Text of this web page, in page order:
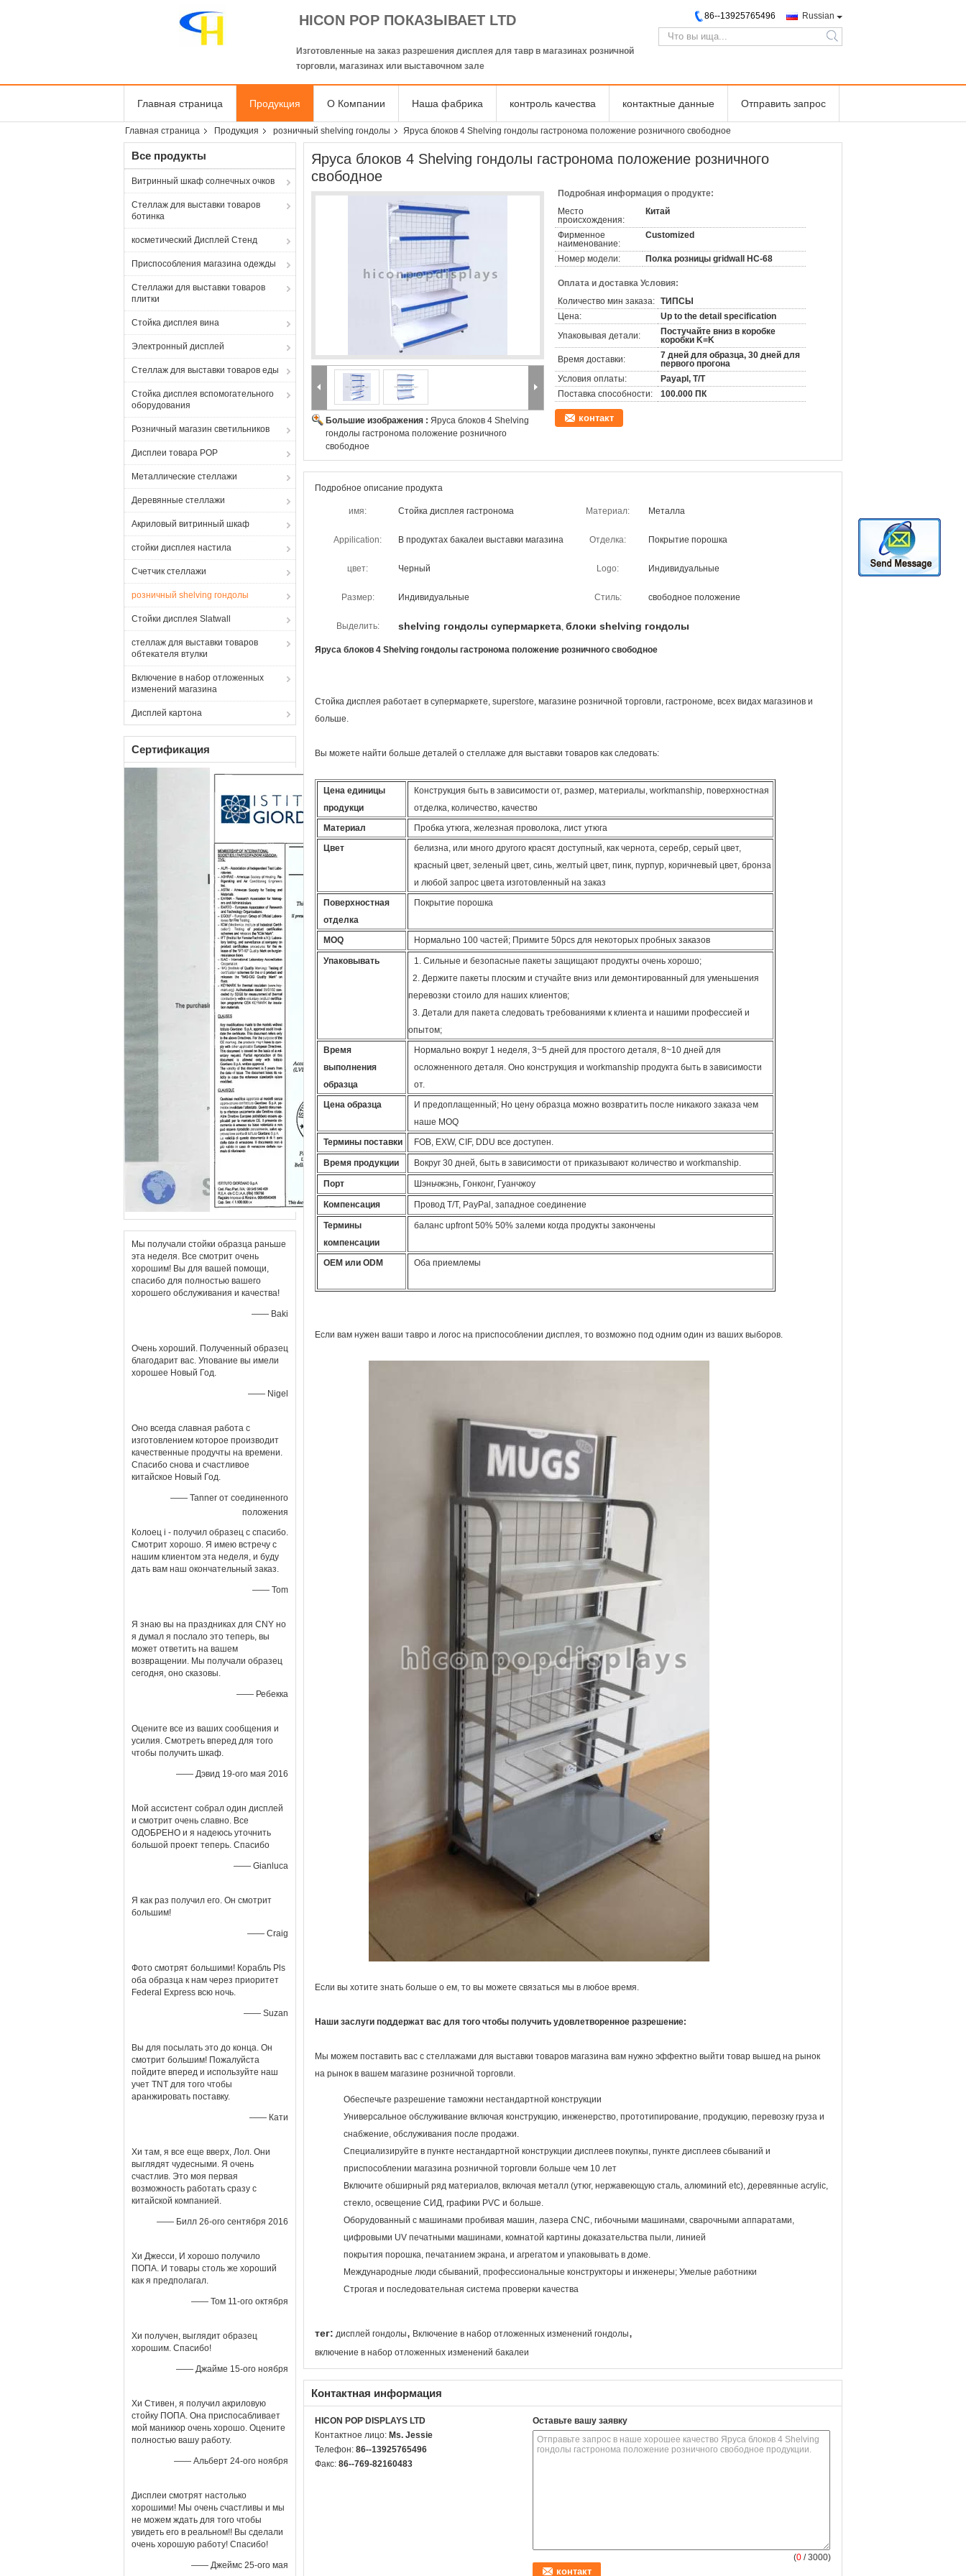
HICON POP ПОКАЗЫВАЕТ LTD
Изготовленные на заказ разрешения дисплея для тавр в магазинах розничной
торговли, магазинах или выставочном зале
Russian
86--13925765496
search
Главная страница Продукция О Компании Наша фабрика контроль качества контактные данные Отправить запрос
Главная страница Продукция розничный shelving гондолы Яруса блоков 4 Shelving гондолы гастронома положение розничного свободное
Все продукты
Витринный шкаф солнечных очков
Стеллаж для выставки товаров
ботинка
косметический Дисплей Стенд
Приспособления магазина одежды
Стеллажи для выставки товаров
плитки
Стойка дисплея вина
Электронный дисплей
Стеллаж для выставки товаров еды
Стойка дисплея вспомогательного
оборудования
Розничный магазин светильников
Дисплеи товара POP
Металлические стеллажи
Деревянные стеллажи
Акриловый витринный шкаф
стойки дисплея настила
Счетчик стеллажи
розничный shelving гондолы
Стойки дисплея Slatwall
стеллаж для выставки товаров
обтекателя втулки
Включение в набор отложенных
изменений магазина
Дисплей картона
Сертификация
Мы получали стойки образца раньше
эта неделя. Все смотрит очень
хорошим! Вы для вашей помощи,
спасибо для полностью вашего
хорошего обслуживания и качества!
—— Baki
Очень хороший. Полученный образец
благодарит вас. Упование вы имели
хорошее Новый Год.
—— Nigel
Оно всегда славная работа с
изготовлением которое производит
качественные продучты на времени.
Спасибо снова и счастливое
китайское Новый Год.
—— Tanner от соединенного
положения
Колоец i - получил образец с спасибо.
Смотрит хорошо. Я имею встречу с
нашим клиентом эта неделя, и буду
дать вам наш окончательный заказ.
—— Tom
Я знаю вы на праздниках для CNY но
я думал я послало это теперь, вы
может ответить на вашем
возвращении. Мы получали образец
сегодня, оно сказовы.
—— Ребекка
Оцените все из ваших сообщения и
усилия. Смотреть вперед для того
чтобы получить шкаф.
—— Дэвид 19-ого мая 2016
Мой ассистент собрал один дисплей
и смотрит очень славно. Все
ОДОБРЕНО и я надеюсь уточнить
большой проект теперь. Спасибо
—— Gianluca
Я как раз получил его. Он смотрит
большим!
—— Craig
Фото смотрят большими! Корабль Pls
оба образца к нам через приоритет
Federal Express всю ночь.
—— Suzan
Вы для посылать это до конца. Он
смотрит большим! Пожалуйста
пойдите вперед и используйте наш
учет TNT для того чтобы
аранжировать поставку.
—— Кати
Хи там, я все еще вверх, Лол. Они
выглядят чудесными. Я очень
счастлив. Это моя первая
возможность работать сразу с
китайской компанией.
—— Билл 26-ого сентября 2016
Хи Джесси, И хорошо получило
ПОПА. И товары столь же хороший
как я предполагал.
—— Том 11-ого октября
Хи получен, выглядит образец
хорошим. Спасибо!
—— Джайме 15-ого ноября
Хи Стивен, я получил акриловую
стойку ПОПА. Она приспосабливает
мой маникюр очень хорошо. Оцените
полностью вашу работу.
—— Альберт 24-ого ноября
Дисплеи смотрят настолько
хорошими! Мы очень счастливы и мы
не можем ждать для того чтобы
увидеть его в реальном!! Вы сделали
очень хорошую работу! Спасибо!
—— Джеймс 25-ого мая
Яруса блоков 4 Shelving гондолы гастронома положение розничного
свободное
Большие изображения : Яруса блоков 4 Shelving
гондолы гастронома положение розничного
свободное
Подробная информация о продукте:
Место
происхождения:
Китай
Фирменное
наименование:
Customized
Номер модели: Полка розницы gridwall HC-68
Оплата и доставка Условия:
Количество мин заказа: ТИПСЫ
Цена:
Up to the detail specification
Упаковывая детали:
Постучайте вниз в коробке
коробки K=K
Время доставки:
7 дней для образца, 30 дней для
первого прогона
Условия оплаты:
Payapl, T/T
Поставка способности:
100.000 ПК
контакт
Подробное описание продукта
имя: Стойка дисплея гастронома Материал: Металла
Appilication: В продуктах бакалеи выставки магазина Отделка: Покрытие порошка
цвет: Черный Logo: Индивидуальные
Размер: Индивидуальные Стиль: свободное положение
Выделить: shelving гондолы супермаркета, блоки shelving гондолы
Яруса блоков 4 Shelving гондолы гастронома положение розничного свободное
Стойка дисплея работает в супермаркете, superstore, магазине розничной торговли, гастрономе, всех видах магазинов и
больше.
Вы можете найти больше деталей о стеллаже для выставки товаров как следовать:
Цена единицы
продукци
Конструкция быть в зависимости от, размер, материалы, workmanship, поверхностная
отделка, количество, качество
Материал
Пробка утюга, железная проволока, лист утюга
Цвет
белизна, или много другого красят доступный, как чернота, серебр, серый цвет,
красный цвет, зеленый цвет, синь, желтый цвет, пинк, пурпур, коричневый цвет, бронза
и любой запрос цвета изготовленный на заказ
Поверхностная
отделка
Покрытие порошка
MOQ Нормально 100 частей; Примите 50pcs для некоторых пробных заказов
Упаковывать
1. Сильные и безопасные пакеты защищают продукты очень хорошо;
2. Держите пакеты плоским и стучайте вниз или демонтированный для уменьшения
перевозки стоило для наших клиентов;
3. Детали для пакета следовать требованиями к клиента и нашими профессией и
опытом;
Время
выполнения
образца
Нормально вокруг 1 неделя, 3~5 дней для простого деталя, 8~10 дней для
осложненного деталя. Оно конструкция и workmanship продукта быть в зависимости
от.
Цена образца
И предоплащенный; Но цену образца можно возвратить после никакого заказа чем
наше MOQ
Термины поставки
FOB, EXW, CIF, DDU все доступен.
Время продукции Вокруг 30 дней, быть в зависимости от приказывают количество и workmanship.
Порт Шэньчжэнь, Гонконг, Гуанчжоу
Компенсация Провод T/T, PayPal, западное соединение
Термины
компенсации
баланс upfront 50% 50% залеми когда продукты закончены
OEM или ODM Оба приемлемы
Если вам нужен ваши тавро и логос на приспособлении дисплея, то возможно под одним один из ваших выборов.
Если вы хотите знать больше о ем, то вы можете связаться мы в любое время.
Наши заслуги поддержат вас для того чтобы получить удовлетворенное разрешение:
Мы можем поставить вас с стеллажами для выставки товаров магазина вам нужно эффектно выйти товар вышед на рынок
на рынок в вашем магазине розничной торговли.
Обеспечьте разрешение таможни нестандартной конструкции
Универсальное обслуживание включая конструкцию, инженерство, прототипирование, продукцию, перевозку груза и
снабжение, обслуживания после продажи.
Специализируйте в пункте нестандартной конструкции дисплеев покупкы, пункте дисплеев сбываний и
приспособлении магазина розничной торговли больше чем 10 лет
Включите обширный ряд материалов, включая металл (утюг, нержавеющую сталь, алюминий etc), деревянные acrylic,
стекло, освещение СИД, графики PVC и больше.
Оборудованный с машинами пробивая машин, лазера CNC, гибочными машинами, сварочными аппаратами,
цифровыми UV печатными машинами, комнатой картины доказательства пыли, линией
покрытия порошка, печатанием экрана, и агрегатом и упаковывать в доме.
Международные люди сбываний, профессиональные конструкторы и инженеры; Умелые работники
Строгая и последовательная система проверки качества
тег: дисплей гондолы, Включение в набор отложенных изменений гондолы,
включение в набор отложенных изменений бакалеи
Контактная информация
HICON POP DISPLAYS LTD
Контактное лицо: Ms. Jessie
Телефон: 86--13925765496
Факс: 86--769-82160483
Оставьте вашу заявку
(0 / 3000)